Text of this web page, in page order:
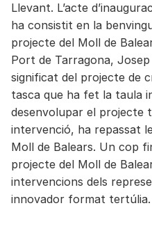
Llevant. L’acte
ha consistit en la
projecte del Moll de
Port de Tarragona,
significat del projecte de
tasca que ha fet la taula
desenvolupar el projecte
intervenció, ha repassat
Moll de Balears. Un cop
projecte del Moll de
intervencions dels
innovador format tertúlia.